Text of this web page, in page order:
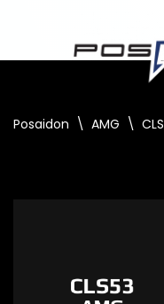
Posaidon \ AMG \ CLS